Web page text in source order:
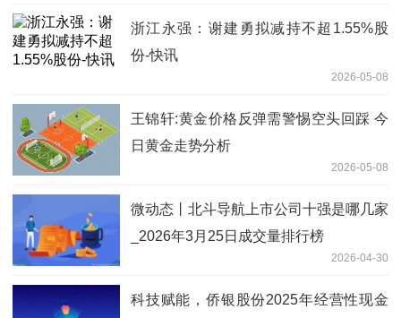
浙江永强：谢建勇拟减持不超1.55%股
份-快讯
2026-05-08
王锦轩:黄金价格反弹需警惕空头回踩 今
日黄金走势分析
2026-05-08
微动态丨北斗导航上市公司十强是哪几家
_2026年3月25日成交量排行榜
2026-04-30
科技赋能，侨银股份2025年经营性现金